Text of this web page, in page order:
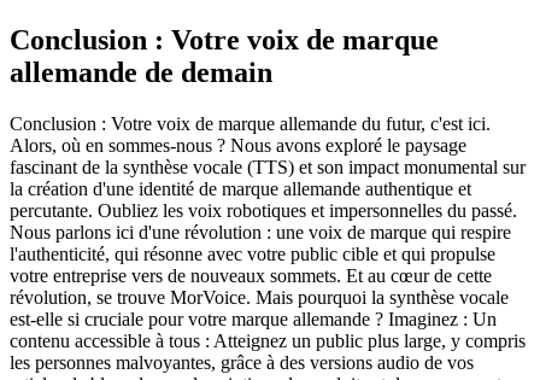
Conclusion : Votre voix de marque
allemande de demain
Conclusion : Votre voix de marque allemande du futur, c'est ici.
Alors, où en sommes-nous ? Nous avons exploré le paysage
fascinant de la synthèse vocale (TTS) et son impact monumental sur
la création d'une identité de marque allemande authentique et
percutante. Oubliez les voix robotiques et impersonnelles du passé.
Nous parlons ici d'une révolution : une voix de marque qui respire
l'authenticité, qui résonne avec votre public cible et qui propulse
votre entreprise vers de nouveaux sommets. Et au cœur de cette
révolution, se trouve MorVoice. Mais pourquoi la synthèse vocale
est-elle si cruciale pour votre marque allemande ? Imaginez : Un
contenu accessible à tous : Atteignez un public plus large, y compris
les personnes malvoyantes, grâce à des versions audio de vos